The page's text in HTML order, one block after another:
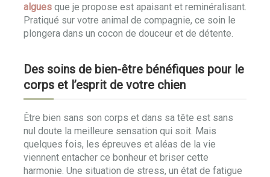
algues que je propose est apaisant et reminéralisant.
Pratiqué sur votre animal de compagnie, ce soin le
plongera dans un cocon de douceur et de détente.
Des soins de bien-être bénéfiques pour le
corps et l’esprit de votre chien
Être bien sans son corps et dans sa tête est sans
nul doute la meilleure sensation qui soit. Mais
quelques fois, les épreuves et aléas de la vie
viennent entacher ce bonheur et briser cette
harmonie. Une situation de stress, un état de fatigue